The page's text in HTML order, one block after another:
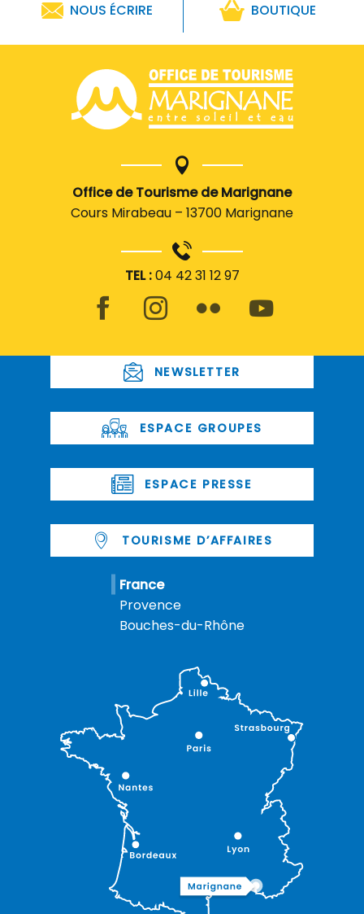
NOUS ÉCRIRE BOUTIQUE
Office de Tourisme de Marignane
Cours Mirabeau – 13700 Marignane
TEL :04 42 31 12 97
NEWSLETTER
ESPACE GROUPES
ESPACE PRESSE
TOURISME D’AFFAIRES
France
Provence
Bouches-du-Rhône